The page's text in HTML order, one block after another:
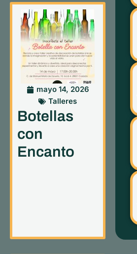
mayo 14, 2026
Talleres
Botellas
con
Encanto